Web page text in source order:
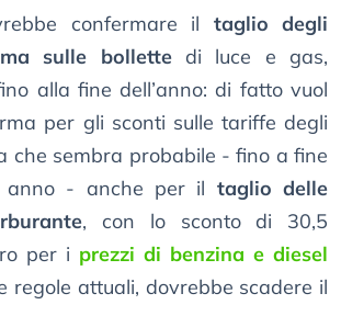
confermare il taglio degli
sulle bollettedi luce e gas,
alla fine dell’anno: di fatto vuol
per gli sconti sulle tariffe degli
che sembra probabile - fino a fine
anno - anche per il taglio delle
, con lo sconto di 30,5
per i prezzi di benzina e diesel
regole attuali, dovrebbe scadere il